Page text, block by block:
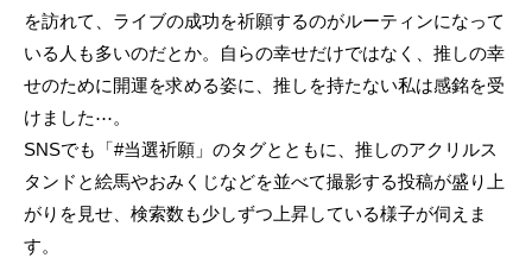
を訪れて、ライブの成功を祈願するのがルーティンになって
いる人も多いのだとか。自らの幸せだけではなく、推しの幸
せのために開運を求める姿に、推しを持たない私は感銘を受
けました⋯。
SNSでも「#当選祈願」のタグとともに、推しのアクリルス
タンドと絵馬やおみくじなどを並べて撮影する投稿が盛り上
がりを見せ、検索数も少しずつ上昇している様子が伺えま
す。